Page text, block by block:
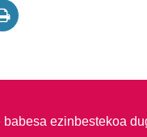
babesa ezinbestekoa